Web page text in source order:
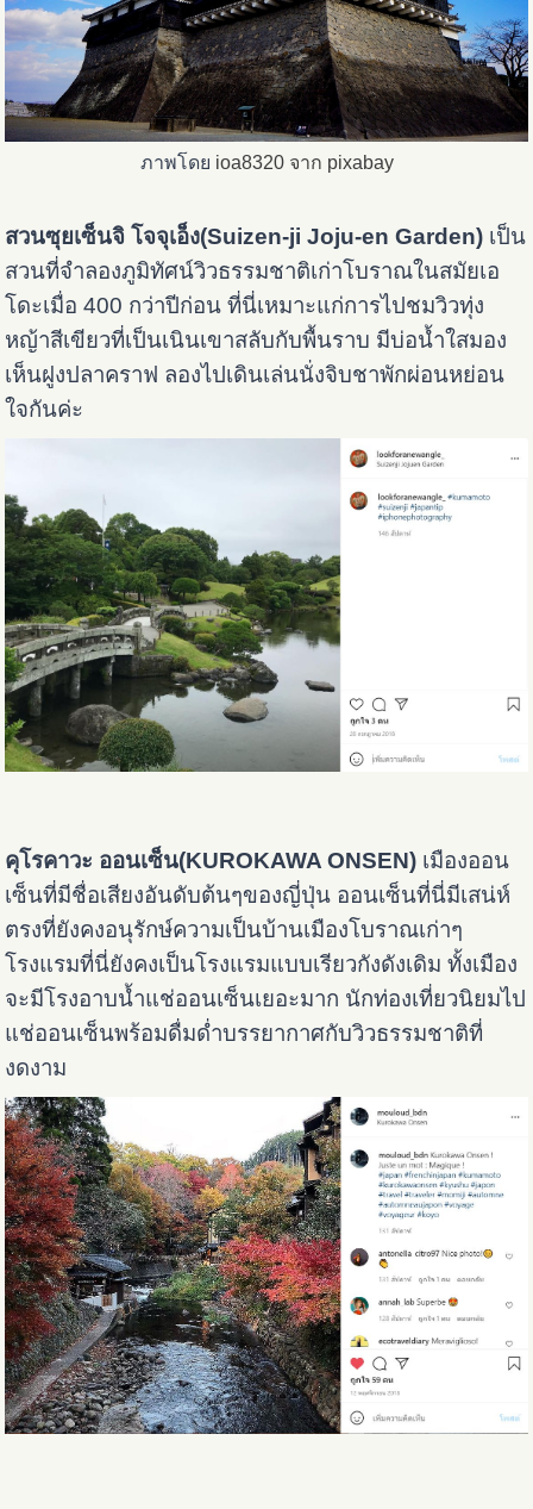
ภาพโดย ioa8320 จาก pixabay
สวนซุยเซ็นจิ โจจุเอ็ง(Suizen-ji Joju-en Garden) เป็น
สวนที่จำลองภูมิทัศน์วิวธรรมชาติเก่าโบราณในสมัยเอ
โดะเมื่อ 400 กว่าปีก่อน ที่นี่เหมาะแก่การไปชมวิวทุ่ง
หญ้าสีเขียวที่เป็นเนินเขาสลับกับพื้นราบ มีบ่อน้ำใสมอง
เห็นฝูงปลาคราฟ ลองไปเดินเล่นนั่งจิบชาพักผ่อนหย่อน
ใจกันค่ะ
คุโรคาวะ ออนเซ็น(KUROKAWA ONSEN) เมืองออน
เซ็นที่มีชื่อเสียงอันดับต้นๆของญี่ปุ่น ออนเซ็นที่นี่มีเสน่ห์
ตรงที่ยังคงอนุรักษ์ความเป็นบ้านเมืองโบราณเก่าๆ
โรงแรมที่นี่ยังคงเป็นโรงแรมแบบเรียวกังดังเดิม ทั้งเมือง
จะมีโรงอาบน้ำแช่ออนเซ็นเยอะมาก นักท่องเที่ยวนิยมไป
แช่ออนเซ็นพร้อมดื่มด่ำบรรยากาศกับวิวธรรมชาติที่
งดงาม